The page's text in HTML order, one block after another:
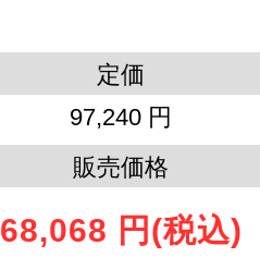
定価
97,240 円
販売価格
68,068 円 (税込)